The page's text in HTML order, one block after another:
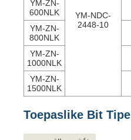
YM-NDC-
2448-10
YM-ZN-
600NLK
YM-ZN-
800NLK
YM-ZN-
1000NLK
YM-ZN-
1500NLK
Toepaslike Bit Tipe